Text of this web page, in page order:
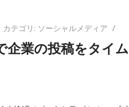
カテゴリ: ソーシャルメディア /
企業の投稿をタイ